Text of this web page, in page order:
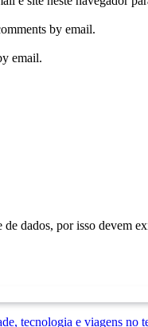
by email.
email.
de dados, por isso devem
tecnologia e viagens no